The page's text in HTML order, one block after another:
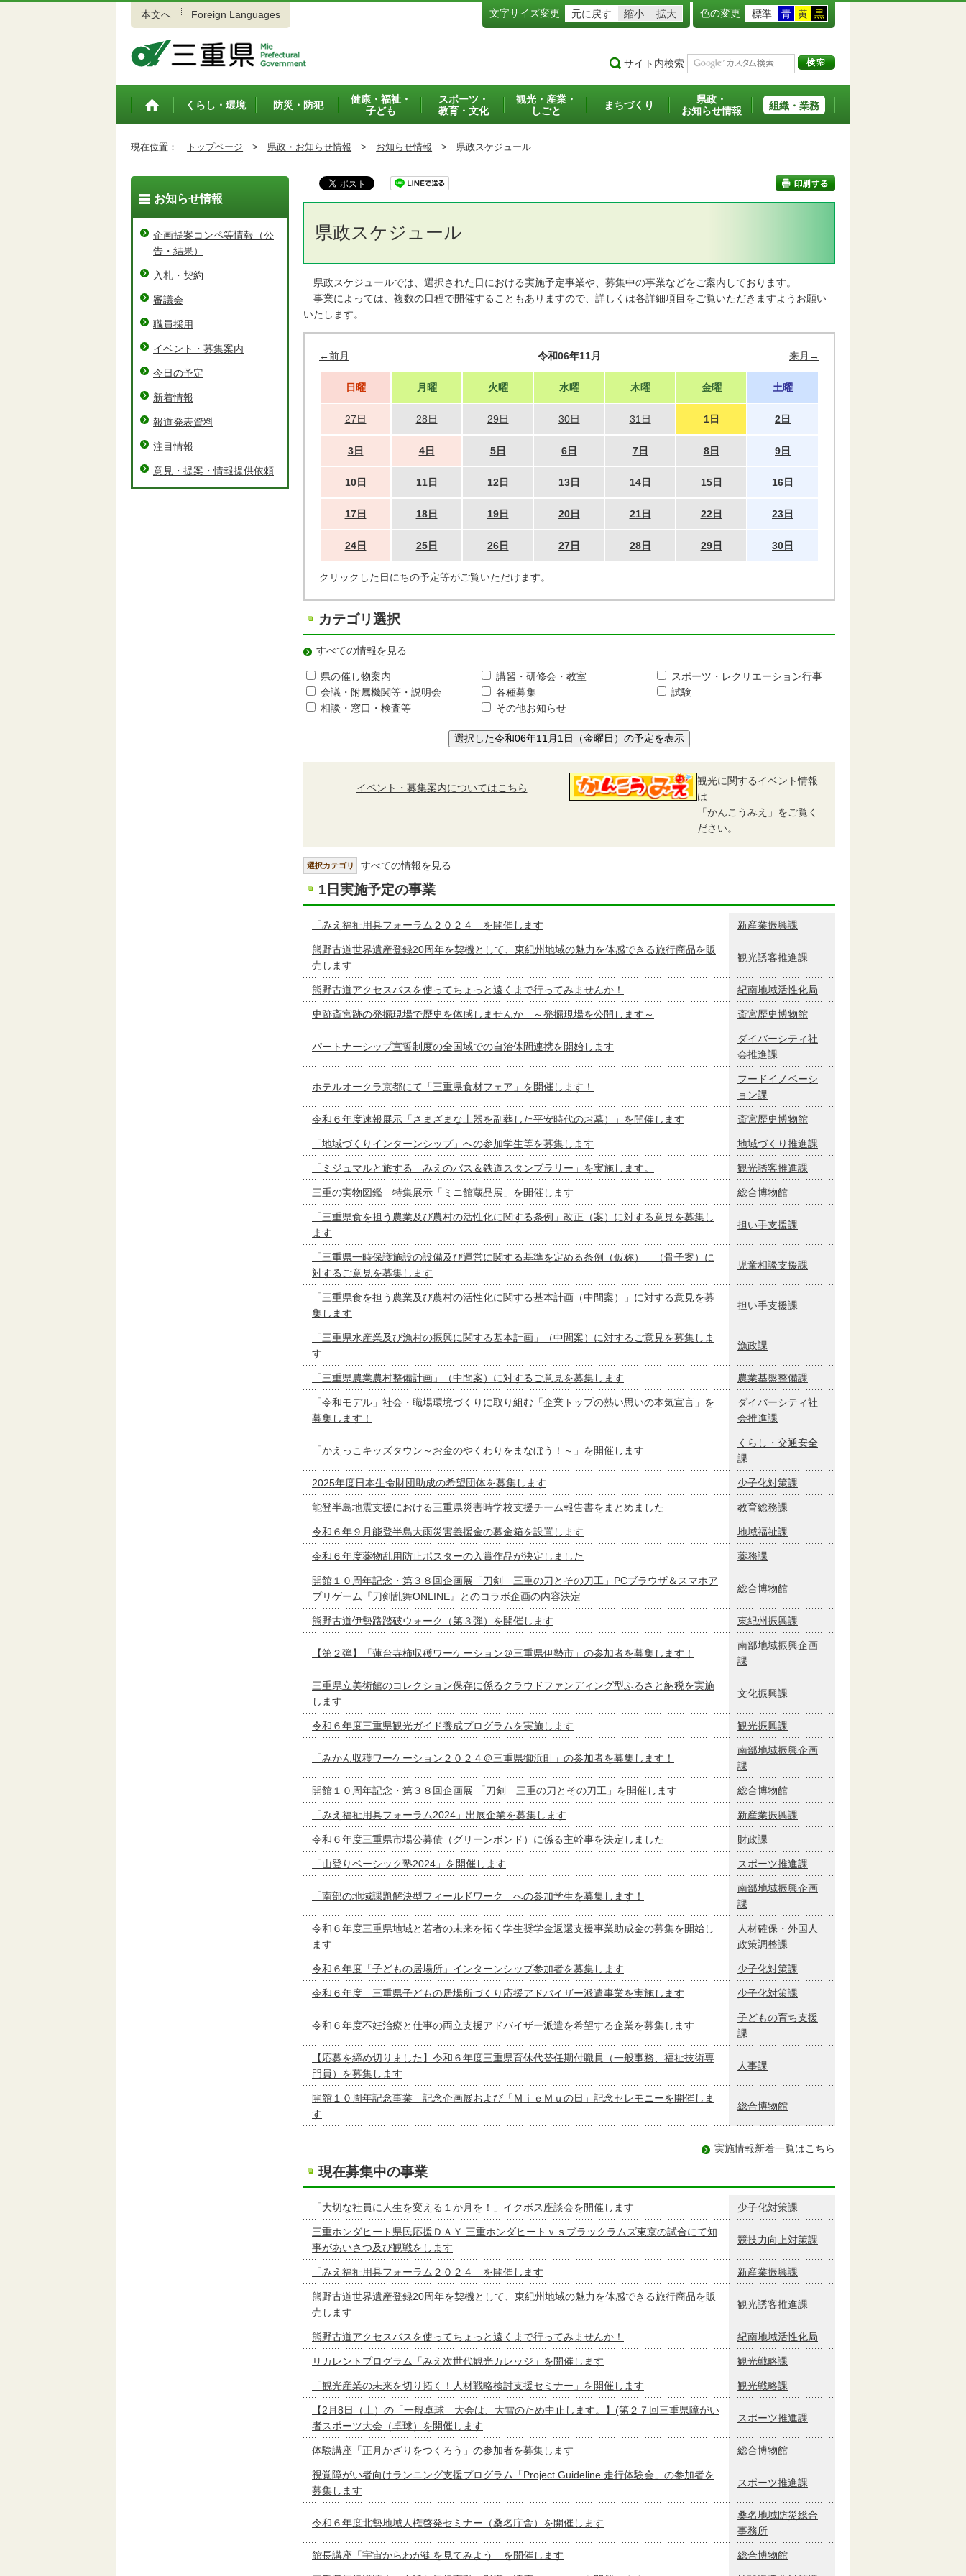
本文へ Foreign Languages 文字サイズ変更 元に戻す 縮小 拡大 色の変更 標準 青 黄 黒
サイト内検索
トップペ
くらし・環境 防災・防犯
健康・福祉・
子ども
スポーツ・
教育・文化
観光・産業・
しごと
まちづくり
県政・
お知らせ情報
組織・業務
現在位置： トップページ > 県政・お知らせ情報 > お知らせ情報 > 県政スケジュール
県政スケジュール
県政スケジュールでは、選択された日における実施予定事業や、募集中の事業などをご案内しております。
事業によっては、複数の日程で開催することもありますので、詳しくは各詳細項目をご覧いただきますようお願い
いたします。
←前月 令和06年11月 来月→
日曜 月曜 火曜 水曜 木曜 金曜 土曜
27日 28日 29日 30日 31日 1日 2日
3日 4日 5日 6日 7日 8日 9日
10日 11日 12日 13日 14日 15日 16日
17日 18日 19日 20日 21日 22日 23日
24日 25日 26日 27日 28日 29日 30日
クリックした日にちの予定等がご覧いただけます。
カテゴリ選択
すべての情報を見る
県の催し物案内 講習・研修会・教室
スポーツ・レクリエーション行事
会議・附属機関等・説明会
各種募集
試験
相談・窓口・検査等
その他お知らせ
選択した令和06年11月1日（金曜日）の予定を表示
イベント・募集案内についてはこちら
観光に関するイベント情報
は
「かんこうみえ」をご覧く
ださい。
選択カテゴリ すべての情報を見る
1日実施予定の事業
「みえ福祉用具フォーラム２０２４」を開催します 新産業振興課
熊野古道世界遺産登録20周年を契機として、東紀州地域の魅力を体感できる旅行商品を販
売します
観光誘客推進課
熊野古道アクセスバスを使ってちょっと遠くまで行ってみませんか！ 紀南地域活性化局
史跡斎宮跡の発掘現場で歴史を体感しませんか ～発掘現場を公開します～ 斎宮歴史博物館
パートナーシップ宣誓制度の全国域での自治体間連携を開始します
ダイバーシティ社
会推進課
ホテルオークラ京都にて「三重県食材フェア」を開催します！
フードイノベーシ
ョン課
令和６年度速報展示「さまざまな土器を副葬した平安時代のお墓）」を開催します 斎宮歴史博物館
「地域づくりインターンシップ」への参加学生等を募集します 地域づくり推進課
「ミジュマルと旅する みえのバス＆鉄道スタンプラリー」を実施します。 観光誘客推進課
三重の実物図鑑 特集展示「ミニ館蔵品展」を開催します 総合博物館
「三重県食を担う農業及び農村の活性化に関する条例」改正（案）に対する意見を募集し
ます
担い手支援課
「三重県一時保護施設の設備及び運営に関する基準を定める条例（仮称）」（骨子案）に
対するご意見を募集します
児童相談支援課
「三重県食を担う農業及び農村の活性化に関する基本計画（中間案）」に対する意見を募
集します
担い手支援課
「三重県水産業及び漁村の振興に関する基本計画」（中間案）に対するご意見を募集しま
す
漁政課
「三重県農業農村整備計画」（中間案）に対するご意見を募集します 農業基盤整備課
「令和モデル」社会・職場環境づくりに取り組む「企業トップの熱い思いの本気宣言」を
募集します！
ダイバーシティ社
会推進課
「かえっこキッズタウン～お金のやくわりをまなぼう！～」を開催します
くらし・交通安全
課
2025年度日本生命財団助成の希望団体を募集します 少子化対策課
能登半島地震支援における三重県災害時学校支援チーム報告書をまとめました 教育総務課
令和６年９月能登半島大雨災害義援金の募金箱を設置します 地域福祉課
令和６年度薬物乱用防止ポスターの入賞作品が決定しました 薬務課
開館１０周年記念・第３８回企画展「刀剣 三重の刀とその刀工」PCブラウザ＆スマホア
プリゲーム『刀剣乱舞ONLINE』とのコラボ企画の内容決定
総合博物館
熊野古道伊勢路踏破ウォーク（第３弾）を開催します 東紀州振興課
【第２弾】「蓮台寺柿収穫ワーケーション＠三重県伊勢市」の参加者を募集します！
南部地域振興企画
課
三重県立美術館のコレクション保存に係るクラウドファンディング型ふるさと納税を実施
します
文化振興課
令和６年度三重県観光ガイド養成プログラムを実施します 観光振興課
「みかん収穫ワーケーション２０２４＠三重県御浜町」の参加者を募集します！
南部地域振興企画
課
開館１０周年記念・第３８回企画展 「刀剣 三重の刀とその刀工」を開催します 総合博物館
「みえ福祉用具フォーラム2024」出展企業を募集します 新産業振興課
令和６年度三重県市場公募債（グリーンボンド）に係る主幹事を決定しました 財政課
「山登りベーシック塾2024」を開催します スポーツ推進課
「南部の地域課題解決型フィールドワーク」への参加学生を募集します！
南部地域振興企画
課
令和６年度三重県地域と若者の未来を拓く学生奨学金返還支援事業助成金の募集を開始し
ます
人材確保・外国人
政策調整課
令和６年度「子どもの居場所」インターンシップ参加者を募集します 少子化対策課
令和６年度 三重県子どもの居場所づくり応援アドバイザー派遣事業を実施します 少子化対策課
令和６年度不妊治療と仕事の両立支援アドバイザー派遣を希望する企業を募集します
子どもの育ち支援
課
【応募を締め切りました】令和６年度三重県育休代替任期付職員（一般事務、福祉技術専
門員）を募集します
人事課
開館１０周年記念事業 記念企画展および「ＭｉｅＭｕの日」記念セレモニーを開催しま
す
総合博物館
実施情報新着一覧はこちら
現在募集中の事業
「大切な社員に人生を変える１か月を！」イクボス座談会を開催します 少子化対策課
三重ホンダヒート県民応援ＤＡＹ 三重ホンダヒートｖｓブラックラムズ東京の試合にて知
事があいさつ及び観戦をします
競技力向上対策課
「みえ福祉用具フォーラム２０２４」を開催します 新産業振興課
熊野古道世界遺産登録20周年を契機として、東紀州地域の魅力を体感できる旅行商品を販
売します
観光誘客推進課
熊野古道アクセスバスを使ってちょっと遠くまで行ってみませんか！ 紀南地域活性化局
リカレントプログラム「みえ次世代観光カレッジ」を開催します 観光戦略課
「観光産業の未来を切り拓く！人材戦略検討支援セミナー」を開催します 観光戦略課
【2月8日（土）の「一般卓球」大会は、大雪のため中止します。】(第２７回三重県障がい
者スポーツ大会（卓球）を開催します
スポーツ推進課
体験講座「正月かざりをつくろう」の参加者を募集します 総合博物館
視覚障がい者向けランニング支援プログラム「Project Guideline 走行体験会」の参加者を
募集します
スポーツ推進課
令和６年度北勢地域人権啓発セミナー（桑名庁舎）を開催します
桑名地域防災総合
事務所
館長講座「宇宙からわが街を見てみよう」を開催します 総合博物館
お知らせ情報
企画提案コンペ等情報（公
告・結果）
入札・契約
審議会
職員採用
イベント・募集案内
今日の予定
新着情報
報道発表資料
注目情報
意見・提案・情報提供依頼